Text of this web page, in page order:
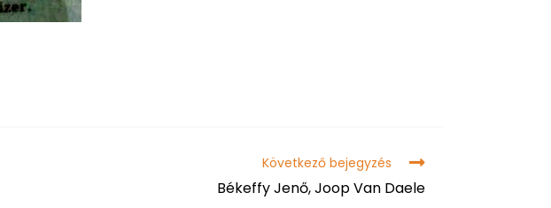
Következő bejegyzés
Békeffy Jenő, Joop Van Daele